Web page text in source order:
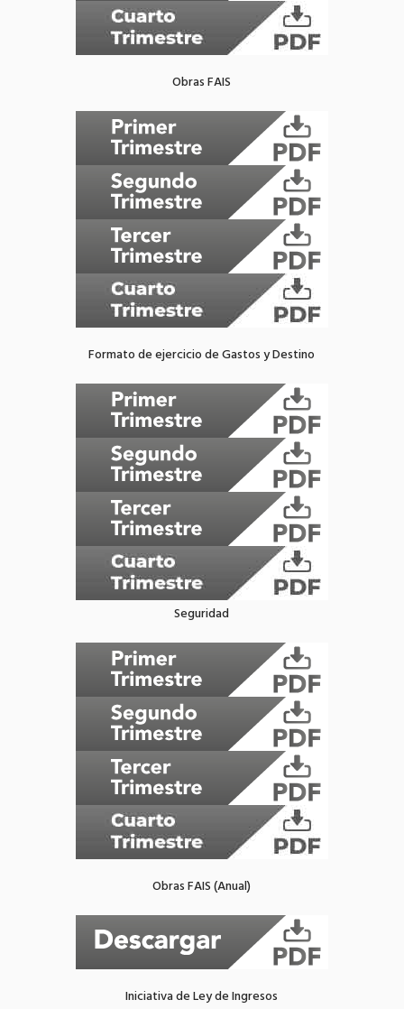
Obras FAIS
Formato de ejercicio de Gastos y Destino
Seguridad
Obras FAIS (Anual)
Iniciativa de Ley de Ingresos